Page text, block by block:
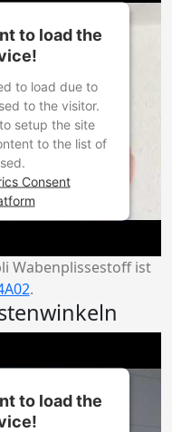
to load the
to load due to
to the visitor.
setup the site
to the list of
Consent
Wabenplissestoff ist
.
to load the